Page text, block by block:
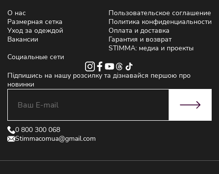
О нас
Размерная сетка
Уход за одеждой
Вакансии
Пользовательское соглашение
Политика конфиденциальности
Оплата и доставка
Гарантия и возврат
STIMMA: медиа и проекты
Социальные сети
Підпишись на нашу розсилку та дізнавайся першою про
новинки
0 800 300 068
Stimmacomua@gmail.com